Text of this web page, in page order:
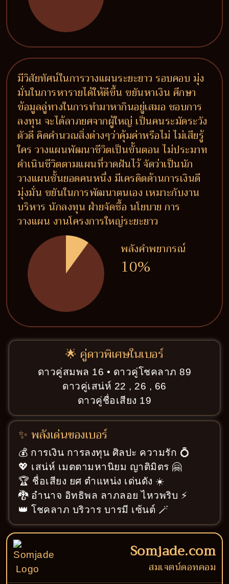
มีวิสัยทัศน์ในการวางแผนระยะยาว รอบคอบ มุ่ง
มั่นในการหารายได้ให้ดีขึ้น ขยันหาเงิน ศึกษา
ข้อมูลลู่ทางในการทำมาหากินอยู่เสมอ ชอบการ
ลงทุน จะได้ลาภยศจากผู้ใหญ่ เป็นคนระมัดระวัง
ตัวดี คิดคำนวณสิ่งต่างๆว่าคุ้มค่าหรือไม่ ไม่เสียรู้
ใคร วางแผนพัฒนาชีวิตเป็นขั้นตอน ไม่ประมาท
ดำเนินชีวิตตามแผนที่วาดฝันไว้ จัดว่าเป็นนัก
วางแผนชั้นยอดคนหนึ่ง มีเครดิตด้านการเงินดี
มุ่งมั่น ขยันในการพัฒนาตนเอง เหมาะกับงาน
บริหาร นักลงทุน ฝ่ายจัดซื้อ นโยบาย การ
วางแผน งานโครงการใหญ่ระยะยาว
พลังคำพยากรณ์
10%
🌟 คู่ดาวพิเศษในเบอร์
ดาวคู่สมพล 16 • ดาวคู่โชคลาภ 89
ดาวคู่เสน่ห์ 22 , 26 , 66
ดาวคู่ชื่อเสียง 19
✨ พลังเด่นของเบอร์
💰 การเงิน การลงทุน ศิลปะ ความรัก 💍
💖 เสน่ห์ เมตตามหานิยม ญาติมิตร 🤗
🏆 ชื่อเสียง ยศ ตำแหน่ง เด่นดัง ☀️
🐉 อำนาจ อิทธิพล ลาภลอย ไหวพริบ ⚡
👑 โชคลาภ บริวาร บารมี เซ้นต์ 🪄
Somjade.com
สมเจตน์ดอทคอม